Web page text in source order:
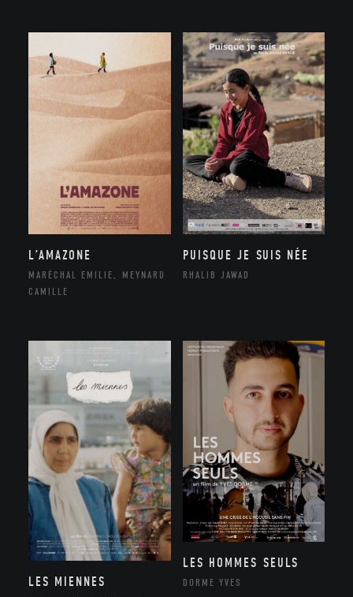
L’AMAZONE
MARÉCHAL EMILIE, MEYNARD
CAMILLE
PUISQUE JE SUIS NÉE
RHALIB JAWAD
LES MIENNES
LES HOMMES SEULS
DORME YVES